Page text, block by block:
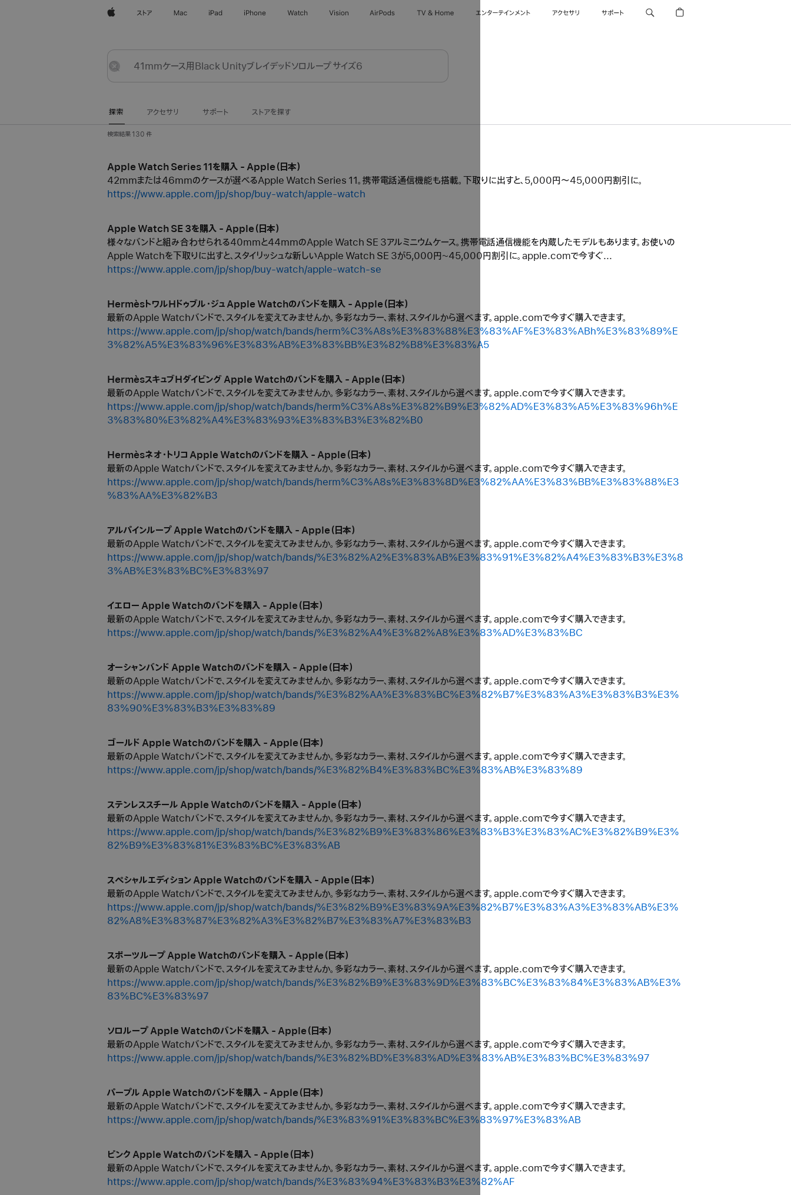
Appleストア Mac iPad iPhone Watch Vision AirPods TV & Home エンターテインメント アクセサリ サポート
送
リ
ッ
ト
探索 アクセサリ サポート ストアを探す
検索結果 130 件
Apple Watch Series 11を購入 - Apple（日本）
42mmまたは46mmのケースが選べるApple Watch Series 11。携帯電話通信機能も搭載。下取りに出すと、5,000円〜45,000円割引に。
https://www.apple.com/jp/shop/buy-watch/apple-watch
Apple Watch SE 3を購入 - Apple（日本）
様々なバンドと組み合わせられる40mmと44mmのApple Watch SE 3アルミニウムケース。携帯電話通信機能を内蔵したモデルもあります。お使いの
Apple Watchを下取りに出すと、スタイリッシュな新しいApple Watch SE 3が5,000円~45,000円割引に。apple.comで今すぐ...
https://www.apple.com/jp/shop/buy-watch/apple-watch-se
HermèsトワルHドゥブル・ジュ Apple Watchのバンドを購入 - Apple（日本）
最新のApple Watchバンドで、スタイルを変えてみませんか。多彩なカラー、素材、スタイルから選べます。apple.comで今すぐ購入できます。
https://www.apple.com/jp/shop/watch/bands/herm%C3%A8s%E3%83%88%E3%83%AF%E3%83%ABh%E3%83%89%E
3%82%A5%E3%83%96%E3%83%AB%E3%83%BB%E3%82%B8%E3%83%A5
HermèsスキュブHダイビング Apple Watchのバンドを購入 - Apple（日本）
最新のApple Watchバンドで、スタイルを変えてみませんか。多彩なカラー、素材、スタイルから選べます。apple.comで今すぐ購入できます。
https://www.apple.com/jp/shop/watch/bands/herm%C3%A8s%E3%82%B9%E3%82%AD%E3%83%A5%E3%83%96h%E
3%83%80%E3%82%A4%E3%83%93%E3%83%B3%E3%82%B0
Hermèsネオ・トリコ Apple Watchのバンドを購入 - Apple（日本）
最新のApple Watchバンドで、スタイルを変えてみませんか。多彩なカラー、素材、スタイルから選べます。apple.comで今すぐ購入できます。
https://www.apple.com/jp/shop/watch/bands/herm%C3%A8s%E3%83%8D%E3%82%AA%E3%83%BB%E3%83%88%E3
%83%AA%E3%82%B3
アルパインループ Apple Watchのバンドを購入 - Apple（日本）
最新のApple Watchバンドで、スタイルを変えてみませんか。多彩なカラー、素材、スタイルから選べます。apple.comで今すぐ購入できます。
https://www.apple.com/jp/shop/watch/bands/%E3%82%A2%E3%83%AB%E3%83%91%E3%82%A4%E3%83%B3%E3%8
3%AB%E3%83%BC%E3%83%97
イエロー Apple Watchのバンドを購入 - Apple（日本）
最新のApple Watchバンドで、スタイルを変えてみませんか。多彩なカラー、素材、スタイルから選べます。apple.comで今すぐ購入できます。
https://www.apple.com/jp/shop/watch/bands/%E3%82%A4%E3%82%A8%E3%83%AD%E3%83%BC
オーシャンバンド Apple Watchのバンドを購入 - Apple（日本）
最新のApple Watchバンドで、スタイルを変えてみませんか。多彩なカラー、素材、スタイルから選べます。apple.comで今すぐ購入できます。
https://www.apple.com/jp/shop/watch/bands/%E3%82%AA%E3%83%BC%E3%82%B7%E3%83%A3%E3%83%B3%E3%
83%90%E3%83%B3%E3%83%89
ゴールド Apple Watchのバンドを購入 - Apple（日本）
最新のApple Watchバンドで、スタイルを変えてみませんか。多彩なカラー、素材、スタイルから選べます。apple.comで今すぐ購入できます。
https://www.apple.com/jp/shop/watch/bands/%E3%82%B4%E3%83%BC%E3%83%AB%E3%83%89
ステンレススチール Apple Watchのバンドを購入 - Apple（日本）
最新のApple Watchバンドで、スタイルを変えてみませんか。多彩なカラー、素材、スタイルから選べます。apple.comで今すぐ購入できます。
https://www.apple.com/jp/shop/watch/bands/%E3%82%B9%E3%83%86%E3%83%B3%E3%83%AC%E3%82%B9%E3%
82%B9%E3%83%81%E3%83%BC%E3%83%AB
スペシャルエディション Apple Watchのバンドを購入 - Apple（日本）
最新のApple Watchバンドで、スタイルを変えてみませんか。多彩なカラー、素材、スタイルから選べます。apple.comで今すぐ購入できます。
https://www.apple.com/jp/shop/watch/bands/%E3%82%B9%E3%83%9A%E3%82%B7%E3%83%A3%E3%83%AB%E3%
82%A8%E3%83%87%E3%82%A3%E3%82%B7%E3%83%A7%E3%83%B3
スポーツループ Apple Watchのバンドを購入 - Apple（日本）
最新のApple Watchバンドで、スタイルを変えてみませんか。多彩なカラー、素材、スタイルから選べます。apple.comで今すぐ購入できます。
https://www.apple.com/jp/shop/watch/bands/%E3%82%B9%E3%83%9D%E3%83%BC%E3%83%84%E3%83%AB%E3%
83%BC%E3%83%97
ソロループ Apple Watchのバンドを購入 - Apple（日本）
最新のApple Watchバンドで、スタイルを変えてみませんか。多彩なカラー、素材、スタイルから選べます。apple.comで今すぐ購入できます。
https://www.apple.com/jp/shop/watch/bands/%E3%82%BD%E3%83%AD%E3%83%AB%E3%83%BC%E3%83%97
パープル Apple Watchのバンドを購入 - Apple（日本）
最新のApple Watchバンドで、スタイルを変えてみませんか。多彩なカラー、素材、スタイルから選べます。apple.comで今すぐ購入できます。
https://www.apple.com/jp/shop/watch/bands/%E3%83%91%E3%83%BC%E3%83%97%E3%83%AB
ピンク Apple Watchのバンドを購入 - Apple（日本）
最新のApple Watchバンドで、スタイルを変えてみませんか。多彩なカラー、素材、スタイルから選べます。apple.comで今すぐ購入できます。
https://www.apple.com/jp/shop/watch/bands/%E3%83%94%E3%83%B3%E3%82%AF